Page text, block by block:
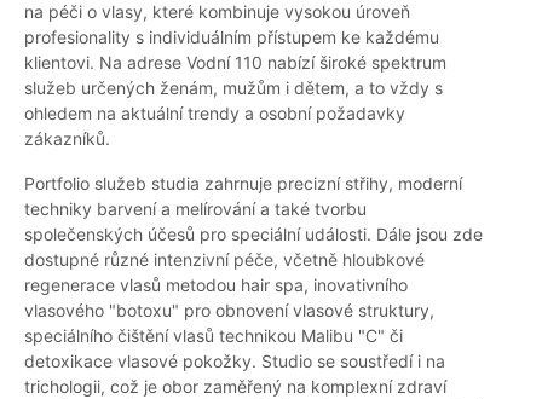
na péči o vlasy, které kombinuje vysokou úroveň
profesionality s individuálním přístupem ke každému
klientovi. Na adrese Vodní 110 nabízí široké spektrum
služeb určených ženám, mužům i dětem, a to vždy s
ohledem na aktuální trendy a osobní požadavky
zákazníků.
Portfolio služeb studia zahrnuje precizní střihy, moderní
techniky barvení a melírování a také tvorbu
společenských účesů pro speciální události. Dále jsou zde
dostupné různé intenzivní péče, včetně hloubkové
regenerace vlasů metodou hair spa, inovativního
vlasového "botoxu" pro obnovení vlasové struktury,
speciálního čištění vlasů technikou Malibu "C" či
detoxikace vlasové pokožky. Studio se soustředí i na
trichologii, což je obor zaměřený na komplexní zdraví